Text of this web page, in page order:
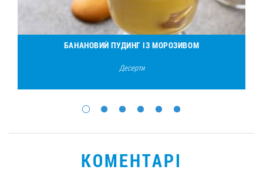
БАНАНОВИЙ ПУДИНГ ІЗ МОРОЗИВОМ
Десерти
КОМЕНТАРІ